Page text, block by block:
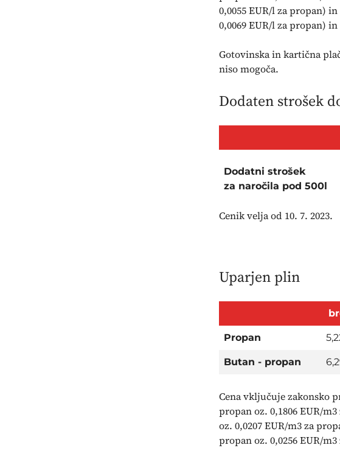
0,0055 EUR/l za propan)
0,0069 EUR/l za propan)
Gotovinska in kartična
niso mogoča.
Dodaten strošek
Dodatni strošek
za naročila pod 500l
Cenik velja od 10. 7. 2023.
Uparjen plin
Propan
Butan - propan
Cena vključuje zakonsko
propan oz. 0,1806 EUR/
oz. 0,0207 EUR/m3 za
propan oz. 0,0256 EUR/